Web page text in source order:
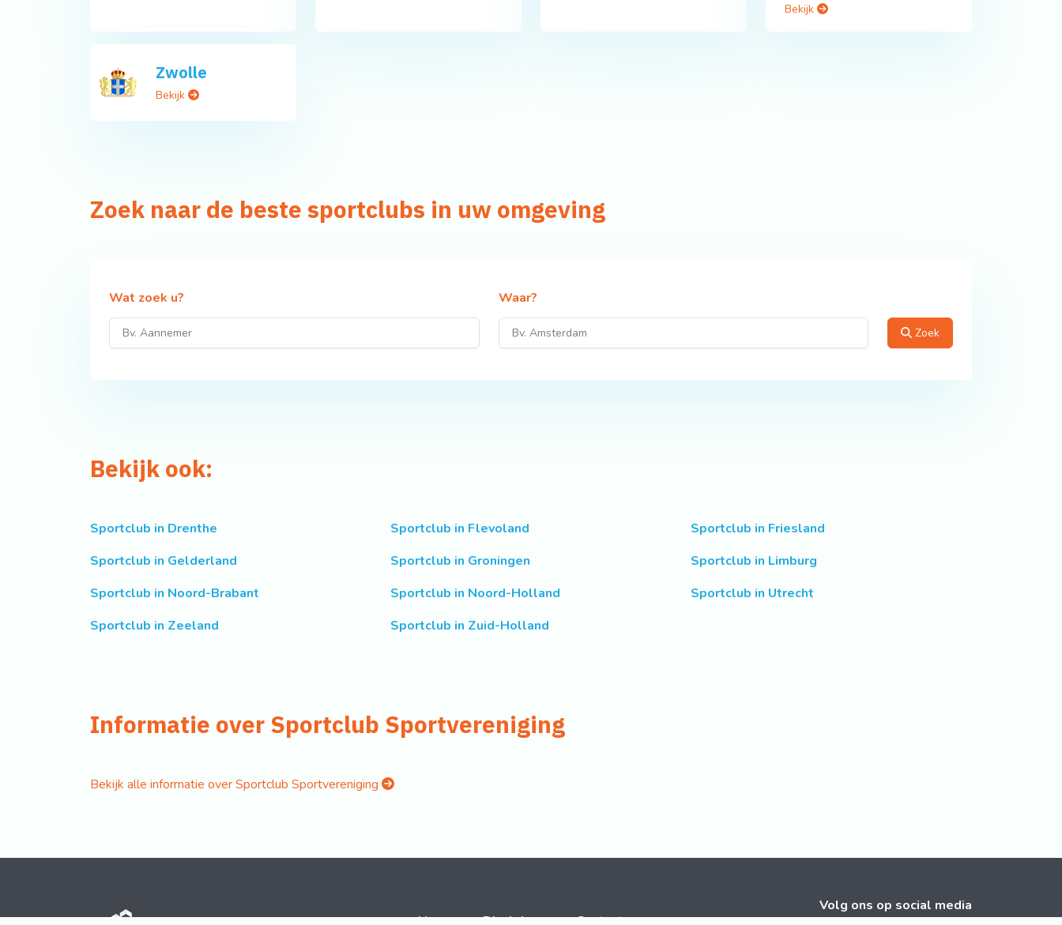
Bekijk
Zwolle
Bekijk
Zoek naar de beste sportclubs in uw omgeving
Wat zoek u? Waar?
Zoek
Bekijk ook:
Sportclub in Drenthe Sportclub in Flevoland
Sportclub in Friesland
Sportclub in Gelderland
Sportclub in Groningen
Sportclub in Limburg
Sportclub in Noord-Brabant
Sportclub in Noord-Holland
Sportclub in Utrecht
Sportclub in Zeeland
Sportclub in Zuid-Holland
Informatie over Sportclub Sportvereniging
Bekijk alle informatie over Sportclub Sportvereniging
Home Disclaimer Contact
Volg ons op social media